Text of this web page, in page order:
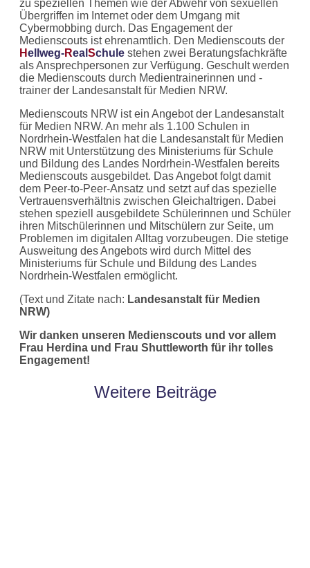
zu speziellen Themen wie der Abwehr von sexuellen
Übergriffen im Internet oder dem Umgang mit
Cybermobbing durch. Das Engagement der
Medienscouts ist ehrenamtlich. Den Medienscouts der
Hellweg-Real Schule stehen zwei Beratungsfachkräfte
als Ansprechpersonen zur Verfügung. Geschult werden
die Medienscouts durch Medientrainerinnen und -
trainer der Landesanstalt für Medien NRW.
Medienscouts NRW ist ein Angebot der Landesanstalt
für Medien NRW. An mehr als 1.100 Schulen in
Nordrhein-Westfalen hat die Landesanstalt für Medien
NRW mit Unterstützung des Ministeriums für Schule
und Bildung des Landes Nordrhein-Westfalen bereits
Medienscouts ausgebildet. Das Angebot folgt damit
dem Peer-to-Peer-Ansatz und setzt auf das spezielle
Vertrauensverhältnis zwischen Gleichaltrigen. Dabei
stehen speziell ausgebildete Schülerinnen und Schüler
ihren Mitschülerinnen und Mitschülern zur Seite, um
Problemen im digitalen Alltag vorzubeugen. Die stetige
Ausweitung des Angebots wird durch Mittel des
Ministeriums für Schule und Bildung des Landes
Nordrhein-Westfalen ermöglicht.
(Text und Zitate nach: Landesanstalt für Medien
NRW)
Wir danken unseren Medienscouts und vor allem
Frau Herdina und Frau Shuttleworth für ihr tolles
Engagement!
Weitere Beiträge